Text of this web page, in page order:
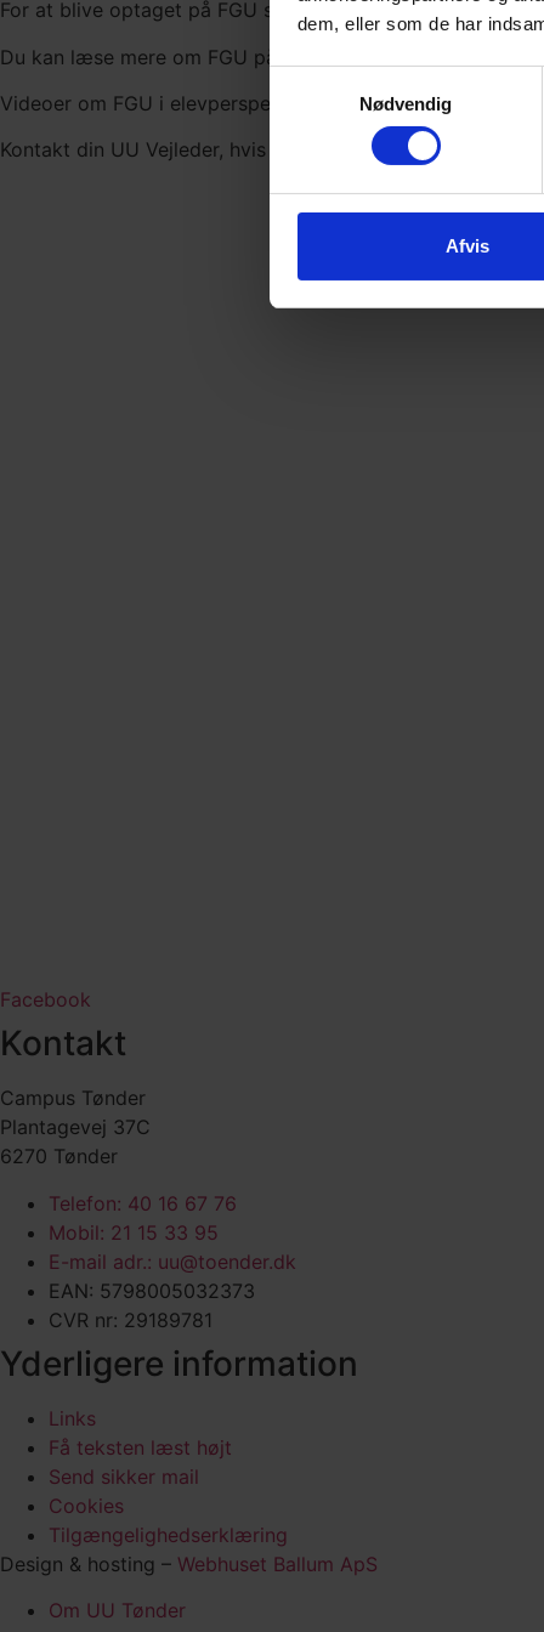
dem, eller som de har
Nødvendig
Afvis
For at blive optaget på FGU skal du og din
Du kan læse mere om FGU på
Videoer om FGU i elevperspektiv. I tre videoer fortæller
Kontakt din UU Vejleder, hvis du er interesseret i en FGU
Facebook
Kontakt
Campus Tønder
Plantagevej 37C
6270 Tønder
Telefon: 40 16 67 76
Mobil: 21 15 33 95
E-mail adr.: uu@toender.dk
EAN: 5798005032373
CVR nr: 29189781
Yderligere information
Links
Få teksten læst højt
Send sikker mail
Cookies
Tilgængelighedserklæring
Design & hosting – Webhuset Ballum ApS
Om UU Tønder